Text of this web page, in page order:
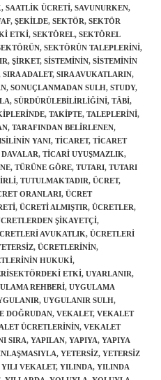
, SAATLIK ÜCRETI, SAVUNURKEN,
, ŞEKILDE, SEKTÖR, SEKTÖR
ETKI, SEKTÖREL, SEKTÖREL
, SEKTÖRÜN TALEPLERINI,
, ŞIRKET, SISTEMININ, SISTEMININ
SIRA ADALET, SIRA AVUKATLARIN,
, SONUÇLANMADAN SULH, STUDY,
, SÜRDÜRÜLEBILIRLIĞINI, TÂBI,
, TAKIPTE, TALEPLERINI,
, TARAFINDAN BELIRLENEN,
YANI, TICARET, TICARET
, TICARI UYUŞMAZLIK,
, TÜRÜNE GÖRE, TUTARI, TUTARI
, TUTULMAKTADIR, ÜCRET,
ORANLARI, ÜCRET
, ÜCRETI ALMIŞTIR, ÜCRETLER,
ŞIKAYETÇI,
AVUKATLIK, ÜCRETLERI
, ÜCRETLERININ,
HUKUKI,
ETKI, UYARLANIR,
REHBERI, UYGULAMA
, UYGULANIR SULH,
DOĞRUDAN, VEKALET, VEKALET
ÜCRETLERININ, VEKALET
SIRA, YAPILAN, YAPIYA, YAPIYA
, YETERSIZ, YETERSIZ
YILI VEKALET, YILINDA, YILINDA